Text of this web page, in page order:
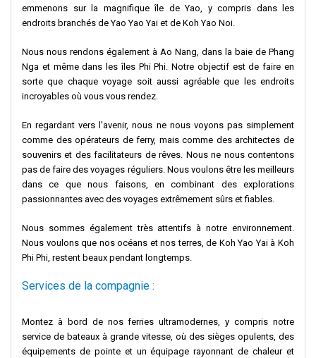
emmenons sur la magnifique île de Yao, y compris dans les
endroits branchés de Yao Yao Yai et de Koh Yao Noi.
Nous nous rendons également à Ao Nang, dans la baie de Phang
Nga et même dans les îles Phi Phi. Notre objectif est de faire en
sorte que chaque voyage soit aussi agréable que les endroits
incroyables où vous vous rendez.
En regardant vers l'avenir, nous ne nous voyons pas simplement
comme des opérateurs de ferry, mais comme des architectes de
souvenirs et des facilitateurs de rêves. Nous ne nous contentons
pas de faire des voyages réguliers. Nous voulons être les meilleurs
dans ce que nous faisons, en combinant des explorations
passionnantes avec des voyages extrêmement sûrs et fiables.
Nous sommes également très attentifs à notre environnement.
Nous voulons que nos océans et nos terres, de Koh Yao Yai à Koh
Phi Phi, restent beaux pendant longtemps.
Services de la compagnie :
Montez à bord de nos ferries ultramodernes, y compris notre
service de bateaux à grande vitesse, où des sièges opulents, des
équipements de pointe et un équipage rayonnant de chaleur et